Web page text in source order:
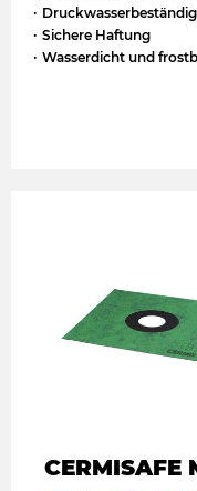
Sichere Haftung
Wasserdicht und
CERMISAFE